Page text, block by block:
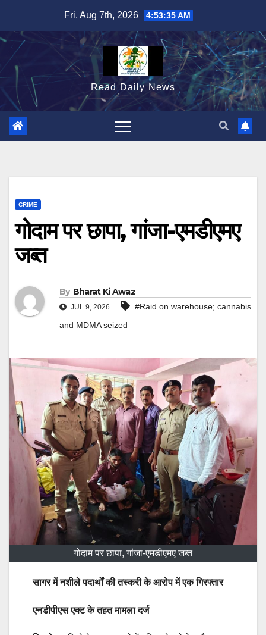
content
Fri. Aug 7th, 2026 4:53:36 AM
Read Daily News
CRIME
गोदाम पर छापा, गांजा-एमडीएमए
जब्त
By Bharat Ki Awaz
JUL 9, 2026
#Raid on warehouse; cannabis
and MDMA seized
गोदाम पर छापा, गांजा-एमडीएमए जब्त
सागर में नशीले पदार्थों की तस्करी के आरोप में एक गिरफ्तार
एनडीपीएस एक्ट के तहत मामला दर्ज